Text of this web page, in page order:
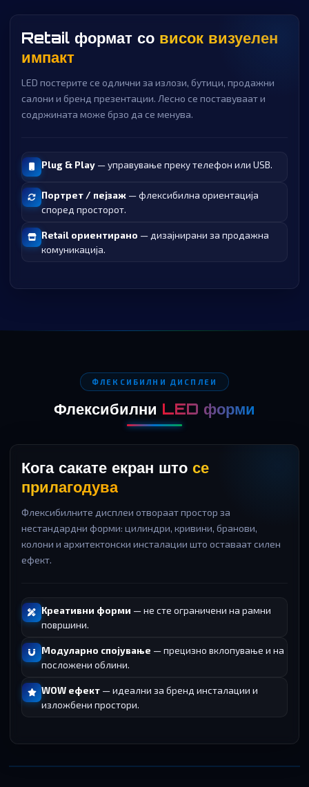
Retail формат со висок визуелен
импакт
LED постерите се одлични за излози, бутици, продажни
салони и бренд презентации. Лесно се поставуваат и
содржината може брзо да се менува.
Plug & Play — управување преку телефон или USB.
Портрет / пејзаж — флексибилна ориентација
според просторот.
Retail ориентирано — дизајнирани за продажна
комуникација.
ФЛЕКСИБИЛНИ ДИСПЛЕИ
Флексибилни LED форми
Кога сакате екран што се
прилагодува
Флексибилните дисплеи отвораат простор за
нестандардни форми: цилиндри, кривини, бранови,
колони и архитектонски инсталации што оставаат силен
ефект.
Креативни форми — не сте ограничени на рамни
површини.
Модуларно спојување — прецизно вклопување и на
посложени облини.
WOW ефект — идеални за бренд инсталации и
изложбени простори.